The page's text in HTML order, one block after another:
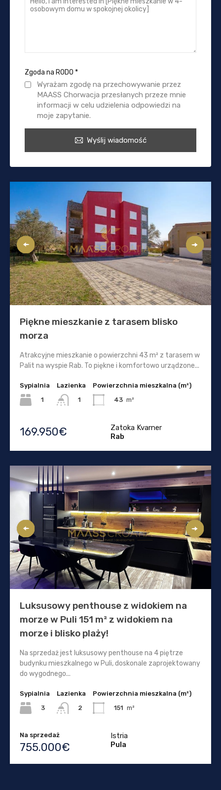
Zgoda na RODO *
Wyrażam zgodę na przechowywanie przez
MAASS Chorwacja przesłanych przeze mnie
informacji w celu udzielenia odpowiedzi na
moje zapytanie.
Wyślij wiadomość
Piękne mieszkanie z tarasem blisko
morza
Atrakcyjne mieszkanie o powierzchni 43 m² z tarasem w
Palit na wyspie Rab. To piękne i komfortowo urządzone...
Sypialnia
1
Lazienka
1
Powierzchnia mieszkalna (m²)
43 m²
169.950€
Zatoka Kvarner
Rab
Luksusowy penthouse z widokiem na
morze w Puli 151 m² z widokiem na
morze i blisko plaży!
Na sprzedaż jest luksusowy penthouse na 4 piętrze
budynku mieszkalnego w Puli, doskonale zaprojektowany
do wygodnego...
Sypialnia
3
Lazienka
2
Powierzchnia mieszkalna (m²)
151 m²
Na sprzedaż
755.000€
Istria
Pula